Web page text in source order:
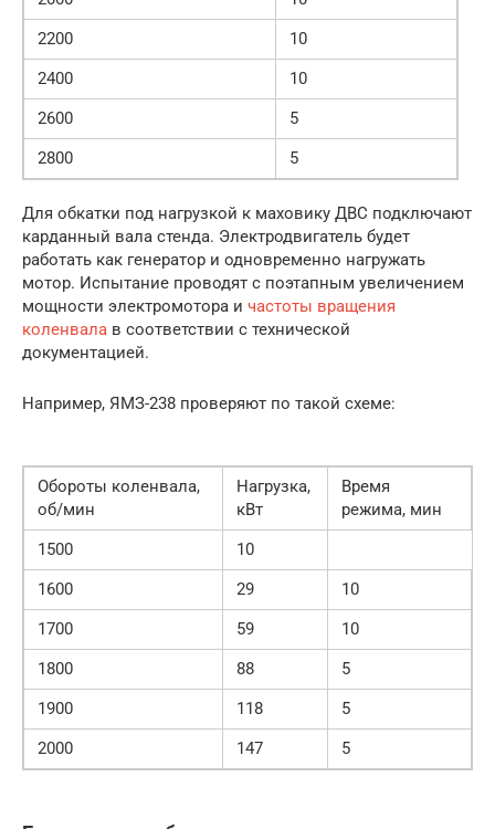
2200
10
2400
10
2600
5
2800
5
Для обкатки под нагрузкой к маховику ДВС подключают
карданный вала стенда. Электродвигатель будет
работать как генератор и одновременно нагружать
мотор. Испытание проводят с поэтапным увеличением
мощности электромотора и частоты вращения
коленвала в соответствии с технической
документацией.
Например, ЯМЗ-238 проверяют по такой схеме:
Обороты коленвала,
об/мин
Нагрузка,
кВт
Время
режима, мин
1500
10
1600
29
10
1700
59
10
1800
88
5
1900
118
5
2000
147 5